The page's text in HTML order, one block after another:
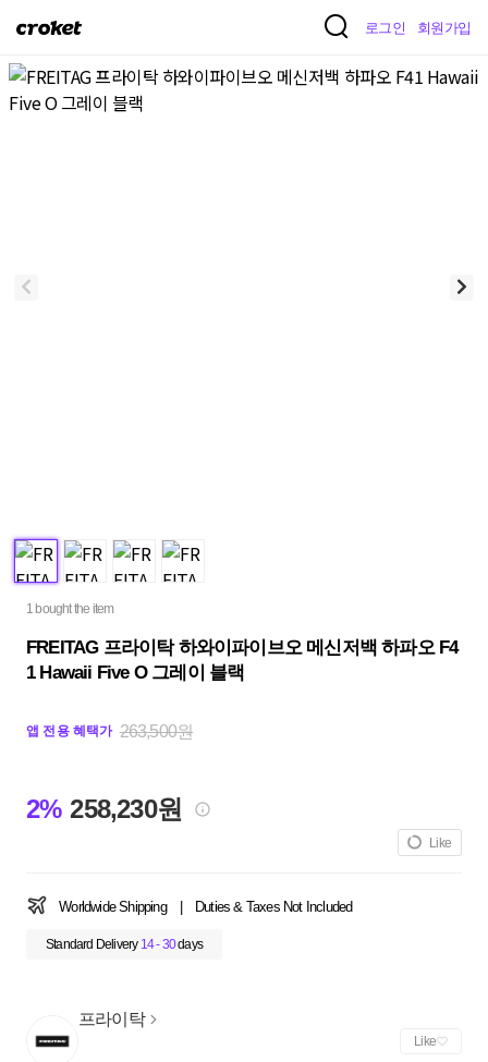
크
켓
로그인 회원가입
1 bought the item
FREITAG 프라이탁 하와이파이브오 메신저백 하파오 F4
1 Hawaii Five O 그레이 블랙
앱 전용 혜택가 263,500원
2% 258,230원
Like
Worldwide Shipping Duties & Taxes Not Included
Standard Delivery 14 - 30days
프라이탁
Like